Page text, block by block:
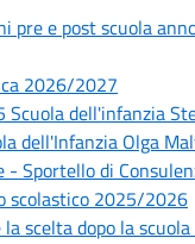
pre e post scuola
2026/2027
Scuola dell'infanzia
dell'Infanzia Olga
- Sportello di
scolastico 2025/2026
scelta dopo la